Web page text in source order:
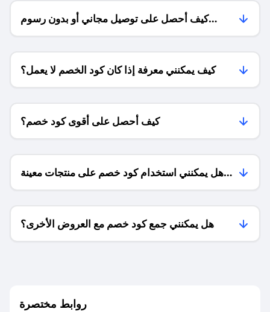
كيف أحصل على توصيل مجاني أو بدون رسوم
الشحن ؟
كيف يمكنني معرفة إذا كان كود الخصم لا يعمل؟
كيف أحصل على أقوى كود خصم؟
هل يمكنني استخدام كود خصم على منتجات معينة
فقط؟
هل يمكنني جمع كود خصم مع العروض الأخرى؟
روابط مختصرة